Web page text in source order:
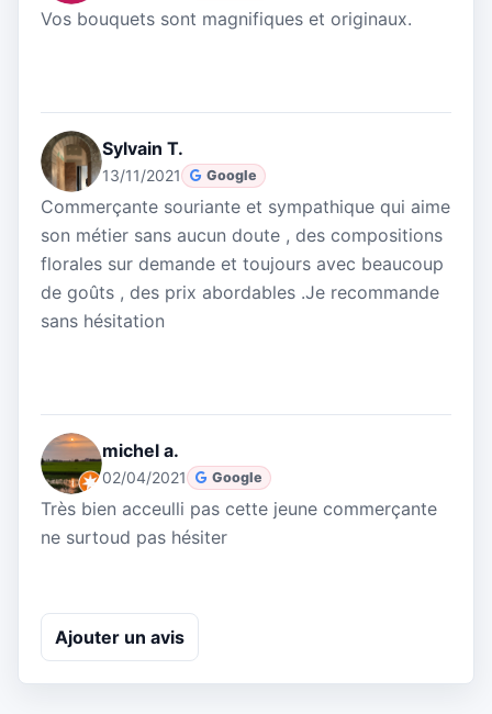
Vos bouquets sont magnifiques et originaux.
Sylvain T.
13/11/2021 Google
Commerçante souriante et sympathique qui aime
son métier sans aucun doute , des compositions
florales sur demande et toujours avec beaucoup
de goûts , des prix abordables .Je recommande
sans hésitation
michel a.
02/04/2021 Google
Très bien acceulli pas cette jeune commerçante
ne surtoud pas hésiter
Ajouter un avis